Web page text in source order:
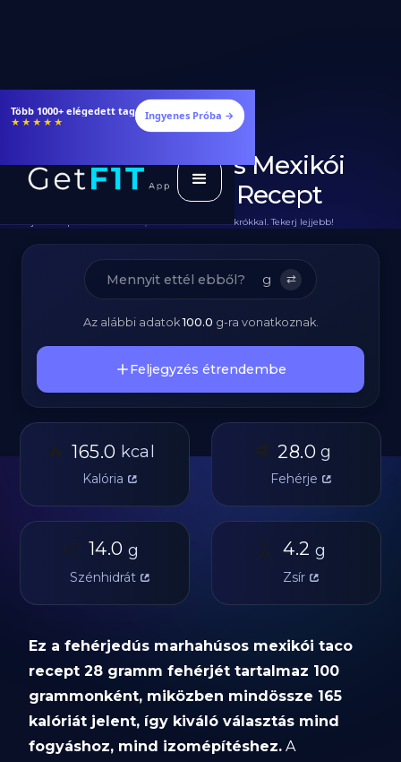
Étrendek, receptek és edzéstervek
★★★★★ Ingyenes Próba →
Diétás Marhahúsos Mexikói
Taco - Fehérjedús Recept
Teljes Recept Hozzávalókkal, Elkészítéssel és Makrókkal. Tekerj lejjebb!
g ⇄
Az alábbi adatok100.0 g-ra vonatkoznak.
Feljegyzés étrendembe
🔥 165.0 kcal
Kalória
🥩 28.0 g
Fehérje
🥔 14.0 g
Szénhidrát
🫒 4.2 g
Zsír
Ez a fehérjedús marhahúsos mexikói taco
recept 28 gramm fehérjét tartalmaz 100
grammonként, miközben mindössze 165
kalóriát jelent, így kiváló választás mind
fogyáshoz, mind izomépítéshez. A